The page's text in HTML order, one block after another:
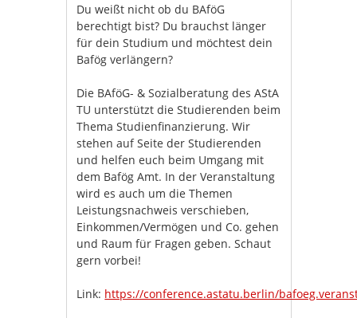
Du weißt nicht ob du BAföG
berechtigt bist? Du brauchst länger
für dein Studium und möchtest dein
Bafög verlängern?
Die BAföG- & Sozialberatung des AStA
TU unterstützt die Studierenden beim
Thema Studienfinanzierung. Wir
stehen auf Seite der Studierenden
und helfen euch beim Umgang mit
dem Bafög Amt. In der Veranstaltung
wird es auch um die Themen
Leistungsnachweis verschieben,
Einkommen/Vermögen und Co. gehen
und Raum für Fragen geben. Schaut
gern vorbei!
Link: https://conference.astatu.berlin/